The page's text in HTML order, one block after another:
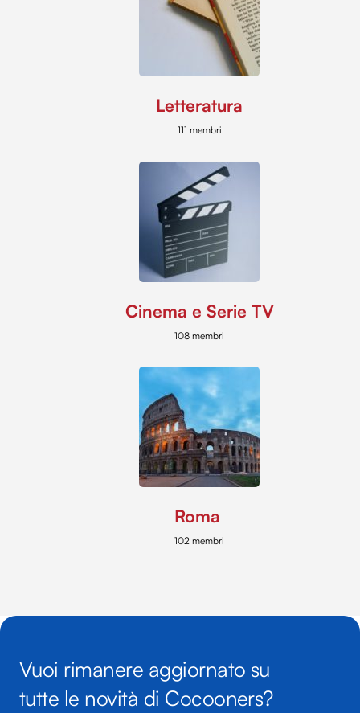
Letteratura
111 membri
Cinema e Serie TV
108 membri
Roma
102 membri
Vuoi rimanere aggiornato su
tutte le novità di Cocooners?